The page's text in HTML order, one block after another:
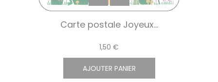
Carte postale Joyeux...
1,50 €
AJOUTER PANIER